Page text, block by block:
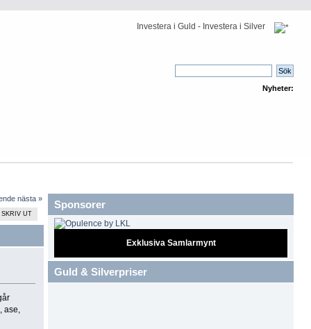
Investera i Guld - Investera i Silver
Nyheter:
nästa »
SKRIV UT
ase,
Sponsorer
Exklusiva Samlarmynt
Guld & Silverpriser